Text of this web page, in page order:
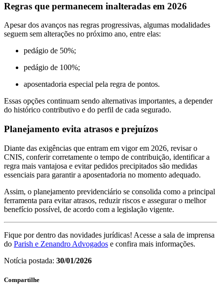
Regras que permanecem inalteradas em 2026
Apesar dos avanços nas regras progressivas, algumas modalidades
seguem sem alterações no próximo ano, entre elas:
pedágio de 50%;
pedágio de 100%;
aposentadoria especial pela regra de pontos.
Essas opções continuam sendo alternativas importantes, a depender
do histórico contributivo e do perfil de cada segurado.
Planejamento evita atrasos e prejuízos
Diante das exigências que entram em vigor em 2026, revisar o
CNIS, conferir corretamente o tempo de contribuição, identificar a
regra mais vantajosa e evitar pedidos precipitados são medidas
essenciais para garantir a aposentadoria no momento adequado.
Assim, o planejamento previdenciário se consolida como a principal
ferramenta para evitar atrasos, reduzir riscos e assegurar o melhor
benefício possível, de acordo com a legislação vigente.
Fique por dentro das novidades jurídicas! Acesse a sala de imprensa
do Parish e Zenandro Advogados e confira mais informações.
Notícia postada: 30/01/2026
Compartilhe